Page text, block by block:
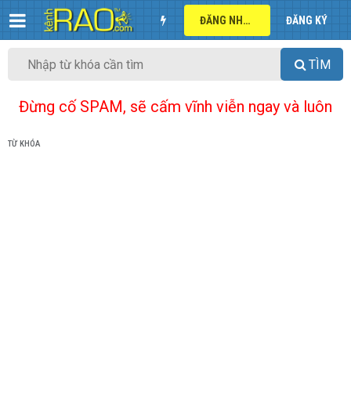
ĐĂNG NHẬP ĐĂNG KÝ
TÌM
Đừng cố SPAM, sẽ cấm vĩnh viễn ngay và luôn
TỪ KHÓA